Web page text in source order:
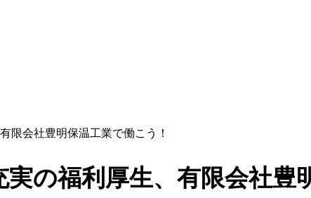
限会社豊明保温工業で働こう！
の福利厚生、有限会社豊